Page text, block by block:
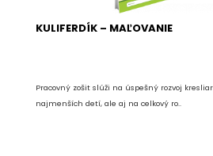
KULIFERDÍK – MAĽOVANIE
Pracovný zošit slúži na úspešný rozvoj
najmenších detí, ale aj na celkový ro..